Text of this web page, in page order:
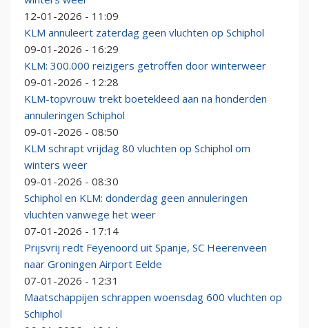
12-01-2026 - 11:09
KLM annuleert zaterdag geen vluchten op Schiphol
09-01-2026 - 16:29
KLM: 300.000 reizigers getroffen door winterweer
09-01-2026 - 12:28
KLM-topvrouw trekt boetekleed aan na honderden
annuleringen Schiphol
09-01-2026 - 08:50
KLM schrapt vrijdag 80 vluchten op Schiphol om
winters weer
09-01-2026 - 08:30
Schiphol en KLM: donderdag geen annuleringen
vluchten vanwege het weer
07-01-2026 - 17:14
Prijsvrij redt Feyenoord uit Spanje, SC Heerenveen
naar Groningen Airport Eelde
07-01-2026 - 12:31
Maatschappijen schrappen woensdag 600 vluchten op
Schiphol